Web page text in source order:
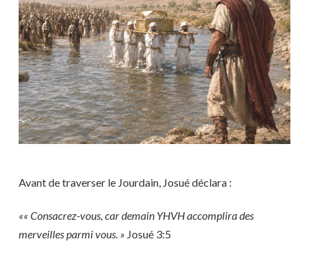
Avant de traverser le Jourdain, Josué déclara :
«« Consacrez-vous, car demain YHVH accomplira des
merveilles parmi vous. » Josué 3:5